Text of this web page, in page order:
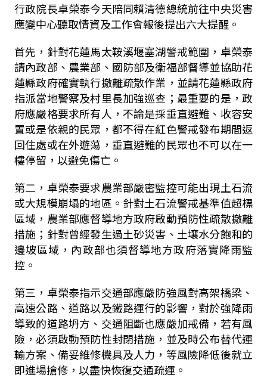
行政院長卓榮泰今天陪同賴清德總統前往中央災害
應變中心聽取情資及工作會報後提出六大提醒。
首先，針對花蓮馬太鞍溪堰塞湖警戒範圍，卓榮泰
請內政部、農業部、國防部及衛福部督導並協助花
蓮縣政府確實執行撤離疏散作業，並請花蓮縣政府
指派當地警察及村里長加強巡查；最重要的是，政
府應嚴格要求所有人，不論是採垂直避難、收容安
置或是依親的民眾，都不得在紅色警戒發布期間返
回住處或在外遊蕩，垂直避難的民眾也不可以在一
樓停留，以避免傷亡。
第二，卓榮泰要求農業部嚴密監控可能出現土石流
或大規模崩塌的地區。針對土石流警戒基準值超標
區域，農業部應督導地方政府啟動預防性疏散撤離
措施；針對曾經發生過土砂災害、土壤水分飽和的
邊坡區域，內政部也須督導地方政府落實降雨監
控。
第三，卓榮泰指示交通部應嚴防強風對高架橋梁、
高速公路、道路以及鐵路運行的影響，對於強降雨
導致的道路坍方、交通阻斷也應嚴加戒備，若有風
險，必須啟動預防性封閉措施，並及時公布替代運
輸方案、備妥維修機具及人力，等風險降低後就立
即進場搶修，以盡快恢復交通疏運。